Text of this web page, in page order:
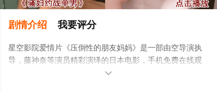
剧情介绍 我要评分
星空影院爱情片《压倒性的朋友妈妈》是一部由空导演执
导，藤神奈等演员精彩演绎的日本电影，手机免费在线观
看高清未删减完整版电影大全就上星空电影网，更多相关
